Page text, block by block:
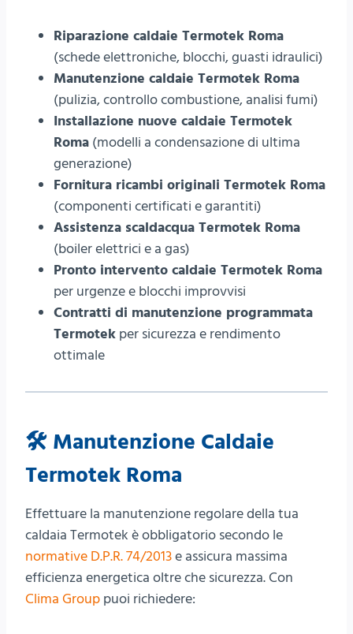
Riparazione caldaie Termotek Roma
(schede elettroniche, blocchi, guasti idraulici)
Manutenzione caldaie Termotek Roma
(pulizia, controllo combustione, analisi fumi)
Installazione nuove caldaie Termotek
Roma (modelli a condensazione di ultima
generazione)
Fornitura ricambi originali Termotek Roma
(componenti certificati e garantiti)
Assistenza scaldacqua Termotek Roma
(boiler elettrici e a gas)
Pronto intervento caldaie Termotek Roma
per urgenze e blocchi improvvisi
Contratti di manutenzione programmata
Termotek per sicurezza e rendimento
ottimale
🛠️ Manutenzione Caldaie
Termotek Roma
Effettuare la manutenzione regolare della tua
caldaia Termotek è obbligatorio secondo le
normative D.P.R. 74/2013e assicura massima
efficienza energetica oltre che sicurezza. Con
Clima Group puoi richiedere: